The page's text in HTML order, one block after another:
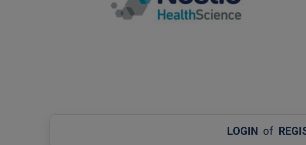
LOGIN of